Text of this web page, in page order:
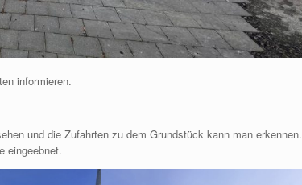
informieren.
und die Zufahrten zu dem Grundstück kann man erkennen.
eingeebnet.